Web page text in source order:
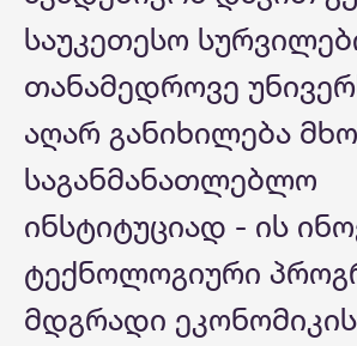
საუკეთესო
თანამედროვე
აღარ განიხილება
საგანმანათლებლო
ინსტიტუციად - ის
ტექნოლოგიური
მდგრადი ეკონომიკის